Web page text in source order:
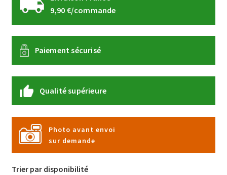
9,90 €/commande
Paiement sécurisé
Qualité supérieure
Photo avant envoi
sur demande
Trier par disponibilité